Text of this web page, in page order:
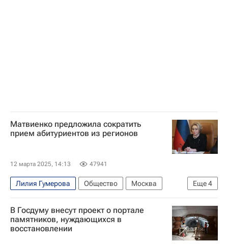
Матвиенко предложила сократить
прием абитуриентов из регионов
12 марта 2025, 14:13 47941
Еще4
Лилия Гумерова Общество
Москва
Санкт-Петербург
Казань
Валентина Матвиенко
Совет Федерации РФ
В Госдуму внесут проект о портале
памятников, нуждающихся в
восстановлении